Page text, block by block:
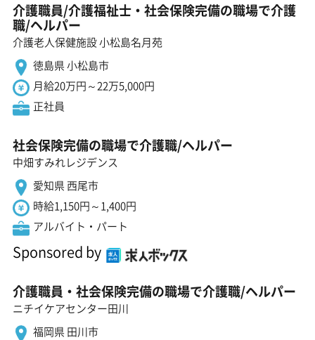
介護職員/介護福祉士・社会保険完備の職場で介護
職/ヘルパー
介護老人保健施設 小松島名月苑
徳島県 小松島市
月給20万円～22万5,000円
正社員
社会保険完備の職場で介護職/ヘルパー
中畑すみれレジデンス
愛知県 西尾市
時給1,150円～1,400円
アルバイト・パート
Sponsored by
介護職員・社会保険完備の職場で介護職/ヘルパー
ニチイケアセンター田川
福岡県 田川市